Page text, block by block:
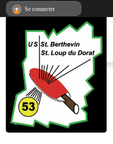
Se connecter
Panneau de gestion des cookies